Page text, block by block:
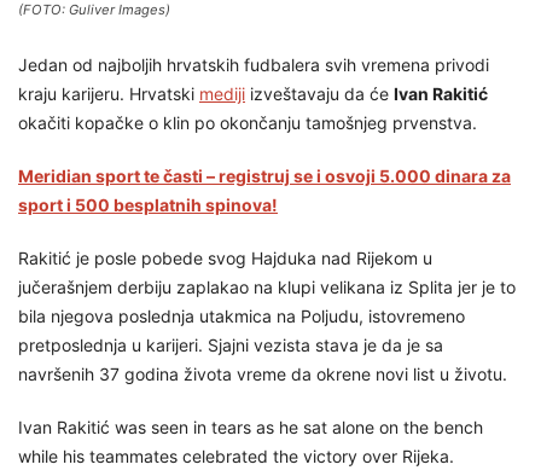
(FOTO: Guliver Images)
Jedan od najboljih hrvatskih fudbalera svih vremena privodi
kraju karijeru. Hrvatski mediji izveštavaju da će Ivan Rakitić
okačiti kopačke o klin po okončanju tamošnjeg prvenstva.
Meridian sport te časti – registruj se i osvoji 5.000 dinara za
sport i 500 besplatnih spinova!
Rakitić je posle pobede svog Hajduka nad Rijekom u
jučerašnjem derbiju zaplakao na klupi velikana iz Splita jer je to
bila njegova poslednja utakmica na Poljudu, istovremeno
pretposlednja u karijeri. Sjajni vezista stava je da je sa
navršenih 37 godina života vreme da okrene novi list u životu.
Ivan Rakitić was seen in tears as he sat alone on the bench
while his teammates celebrated the victory over Rijeka.